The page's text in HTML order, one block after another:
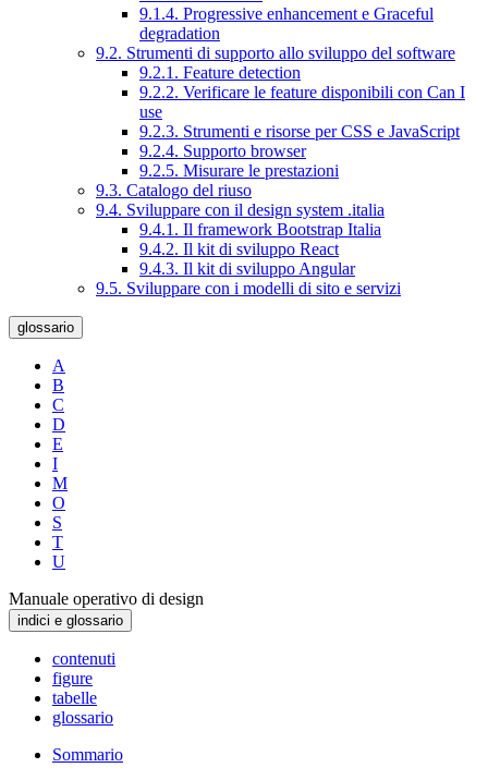
9.1.4. Progressive enhancement e Graceful
degradation
9.2. Strumenti di supporto allo sviluppo del software
9.2.1. Feature detection
9.2.2. Verificare le feature disponibili con Can I
use
9.2.3. Strumenti e risorse per CSS e JavaScript
9.2.4. Supporto browser
9.2.5. Misurare le prestazioni
9.3. Catalogo del riuso
9.4. Sviluppare con il design system .italia
9.4.1. Il framework Bootstrap Italia
9.4.2. Il kit di sviluppo React
9.4.3. Il kit di sviluppo Angular
9.5. Sviluppare con i modelli di sito e servizi
glossario
A
B
C
D
E
I
M
O
S
T
U
Manuale operativo di design
indici e glossario
contenuti
figure
tabelle
glossario
Sommario